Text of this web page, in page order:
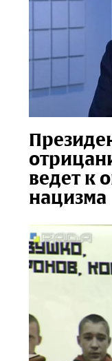
ведет к
нацизма